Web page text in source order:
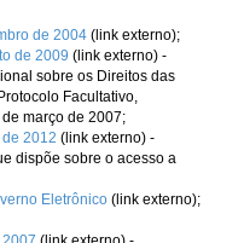
de 2004 (link externo);
de 2009 (link externo) -
sobre os Direitos das
Facultativo,
março de 2007;
de 2012 (link externo) -
dispõe sobre o acesso a
Eletrônico (link externo);